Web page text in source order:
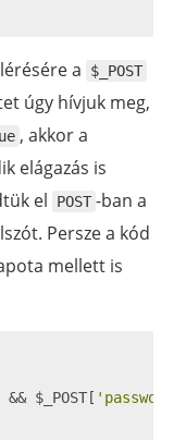
a $_POST
úgy hívjuk meg,
, akkor a
elágazás is
el
POST -ban a
Persze a kód
mellett is
&& $_POST[ 'password'